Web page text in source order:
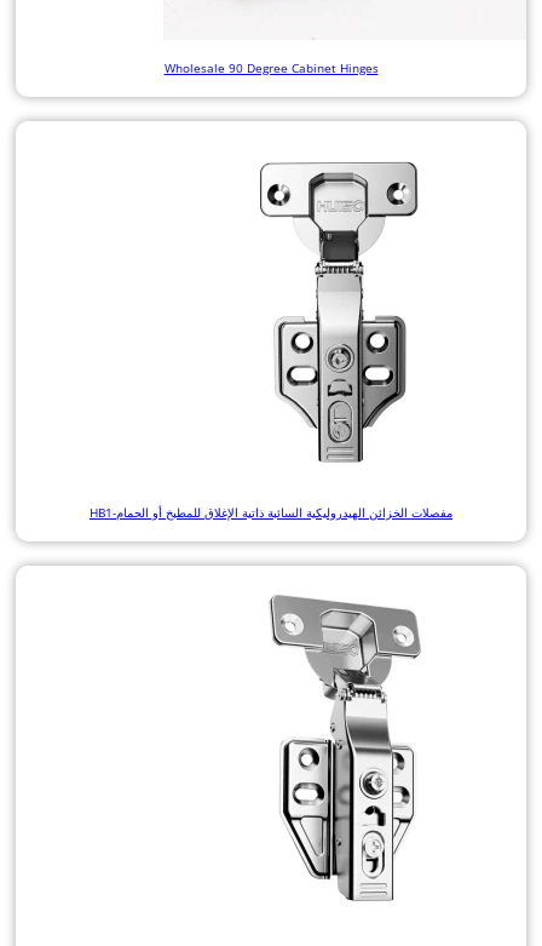
Wholesale 90 Degree Cabinet Hinges
مفصلات الخزائن الهيدروليكية السائبة ذاتية الإغلاق للمطبخ أو الحمام-HB1